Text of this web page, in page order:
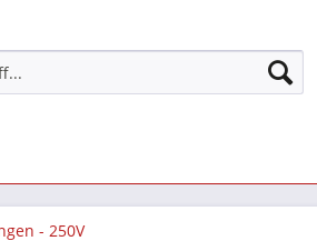
- 250V